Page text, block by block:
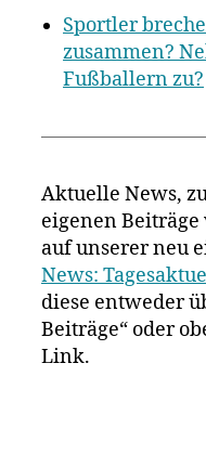
Sportler
zusammen?
Fußballern zu?
Aktuelle News,
eigenen
auf unserer neu
News:
diese entweder
Beiträge“ oder
Link.